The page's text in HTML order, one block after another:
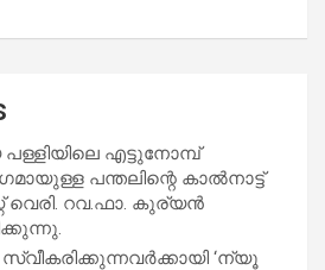
പള്ളിയിലെ എട്ടുനോമ്പ്
പന്തലിന്റെ കാൽനാട്ട്
വെരി. റവ.ഫാ. കുര്യൻ
‘ന്യൂ